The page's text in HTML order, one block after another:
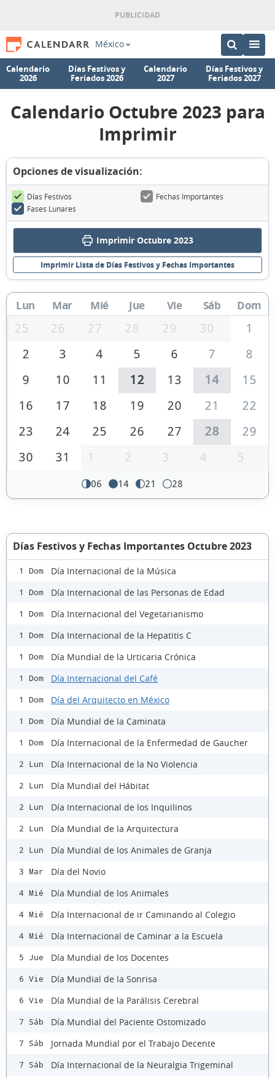
México
Calendario
2026
Días Festivos y
Feriados 2026
Calendario
2027
Días Festivos y
Feriados 2027
Calendario Octubre 2023 para
Imprimir
Opciones de visualización:
Días Festivos
Fechas Importantes
Fases Lunares
Imprimir Octubre 2023
Imprimir Lista de Días Festivos y Fechas Importantes
Lun Mar Mié Jue Vie Sáb Dom
25 26 27 28 29 30
1
2
3 4 5 6 7
8
9
10 11 12 13 14
15
16
17 18 19 20 21
22
23
24 25 26 27 28
29
30
31 1 2 3 4 5
06 14 21 28
Días Festivos y Fechas Importantes Octubre 2023
1 Dom Día Internacional de la Música
1 Dom Día Internacional de las Personas de Edad
1 Dom Día Internacional del Vegetarianismo
1 Dom Día Internacional de la Hepatitis C
1 Dom Día Mundial de la Urticaria Crónica
1 Dom Día Internacional del Café
1 Dom Día del Arquitecto en México
1 Dom Día Mundial de la Caminata
1 Dom Día Internacional de la Enfermedad de Gaucher
2 Lun Día Internacional de la No Violencia
2 Lun Día Mundial del Hábitat
2 Lun Día Internacional de los Inquilinos
2 Lun Día Mundial de la Arquitectura
2 Lun Día Mundial de los Animales de Granja
3 Mar Día del Novio
4 Mié Día Mundial de los Animales
4 Mié Día Internacional de ir Caminando al Colegio
4 Mié Día Internacional de Caminar a la Escuela
5 Jue Día Mundial de los Docentes
6 Vie Día Mundial de la Sonrisa
6 Vie Día Mundial de la Parálisis Cerebral
7 Sáb Día Mundial del Paciente Ostomizado
7 Sáb Jornada Mundial por el Trabajo Decente
7 Sáb Día Internacional de la Neuralgia Trigeminal